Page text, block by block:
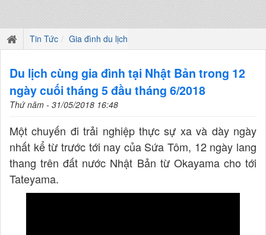
Tin Tức Gia đình du lịch
Du lịch cùng gia đình tại Nhật Bản trong 12
ngày cuối tháng 5 đầu tháng 6/2018
Thứ năm - 31/05/2018 16:48
Một chuyến đi trải nghiệp thực sự xa và dày ngày
nhất kể từ trước tới nay của Sứa Tôm, 12 ngày lang
thang trên đất nước Nhật Bản từ Okayama cho tới
Tateyama.